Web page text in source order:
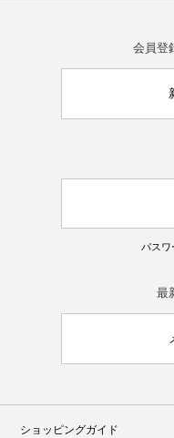
会員登
パスワ
最
ショッピングガイド